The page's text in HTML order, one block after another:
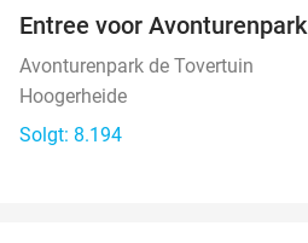
Entree voor
Avonturenpark de Tovertuin
Hoogerheide
Solgt: 8.194